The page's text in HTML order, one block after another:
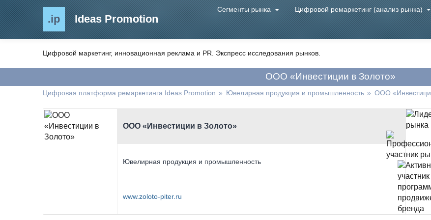
.ip Ideas Promotion
Сегменты рынка Цифровой ремаркетинг (анализ рынка)
Цифровой маркетинг, инновационная реклама и PR. Экспресс исследования рынков.
ООО «Инвестиции в Золото»
Цифровая платформа ремаркетинга Ideas Promotion » Ювелирная продукция и промышленность » ООО
ООО «Инвестиции в Золото»
Ювелирная продукция и промышленность
www.zoloto-piter.ru